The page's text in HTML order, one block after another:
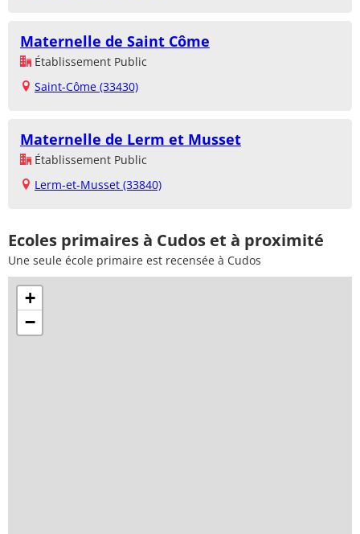
Maternelle de Saint Côme
Établissement Public
Saint-Côme (33430)
Maternelle de Lerm et Musset
Établissement Public
Lerm-et-Musset (33840)
Ecoles primaires à Cudos et à proximité
Une seule école primaire est recensée à Cudos
+
−